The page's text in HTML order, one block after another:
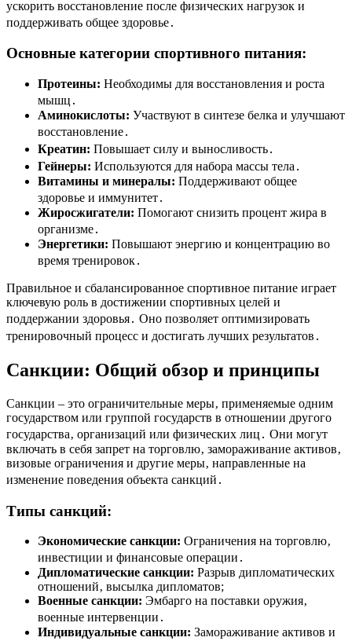
ускорить восстановление после физических нагрузок и
поддерживать общее здоровье․
Основные категории спортивного питания:
Протеины: Необходимы для восстановления и роста
мышц․
Аминокислоты: Участвуют в синтезе белка и улучшают
восстановление․
Креатин: Повышает силу и выносливость․
Гейнеры: Используются для набора массы тела․
Витамины и минералы: Поддерживают общее
здоровье и иммунитет․
Жиросжигатели: Помогают снизить процент жира в
организме․
Энергетики: Повышают энергию и концентрацию во
время тренировок․
Правильное и сбалансированное спортивное питание играет
ключевую роль в достижении спортивных целей и
поддержании здоровья․ Оно позволяет оптимизировать
тренировочный процесс и достигать лучших результатов․
Санкции: Общий обзор и принципы
Санкции – это ограничительные меры‚ применяемые одним
государством или группой государств в отношении другого
государства‚ организаций или физических лиц․ Они могут
включать в себя запрет на торговлю‚ замораживание активов‚
визовые ограничения и другие меры‚ направленные на
изменение поведения объекта санкций․
Типы санкций:
Экономические санкции: Ограничения на торговлю‚
инвестиции и финансовые операции․
Дипломатические санкции: Разрыв дипломатических
отношений‚ высылка дипломатов;
Военные санкции: Эмбарго на поставки оружия‚
военные интервенции․
Индивидуальные санкции: Замораживание активов и